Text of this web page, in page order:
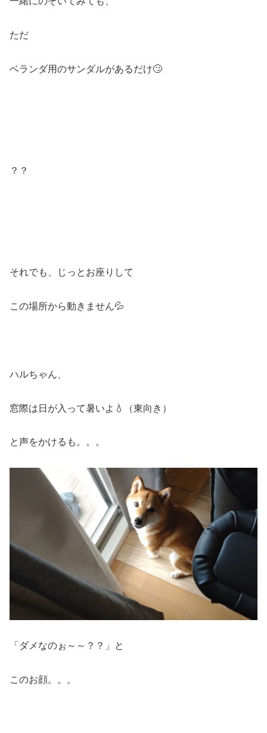
ただ
ベランダ用のサンダルがあるだけ🙄
？？
それでも、じっとお座りして
この場所から動きません💦
ハルちゃん、
窓際は日が入って暑いよ💧（東向き）
と声をかけるも。。。
「ダメなのぉ～～？？」と
このお顔。。。